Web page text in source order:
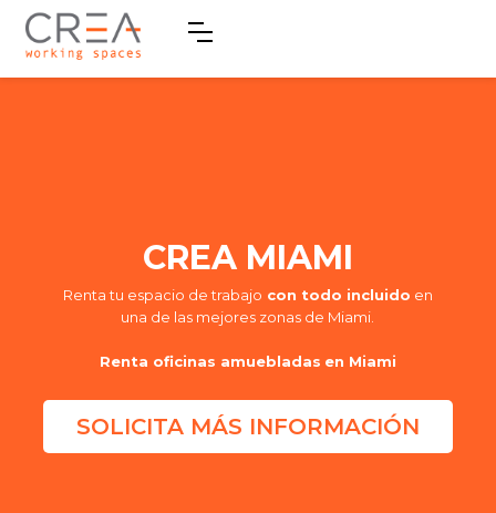
CREA MIAMI
Renta tu espacio de trabajo con todo incluido en
una de las mejores zonas de Miami.
Renta oficinas amuebladas en Miami
SOLICITA MÁS INFORMACIÓN